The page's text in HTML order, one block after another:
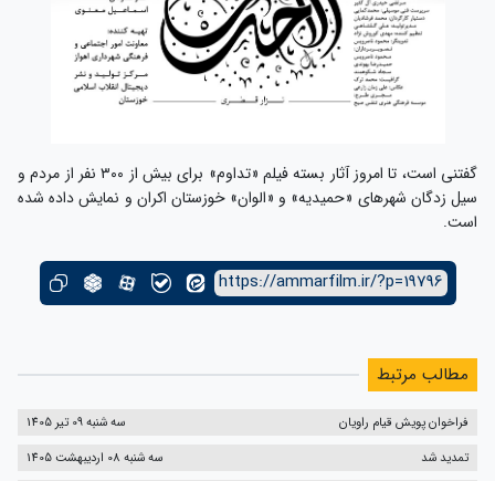
گفتنی است، تا امروز آثار بسته فیلم «تداوم» برای بیش از ۳۰۰ نفر از مردم و
سیل زدگان شهرهای «حمیدیه» و «الوان» خوزستان اکران و نمایش داده شده
است.
https://ammarfilm.ir/?p=19796
مطالب مرتبط
فراخوان پویش قیام راویان
سه شنبه 09 تیر 1405
تمدید شد
سه شنبه 08 اردیبهشت 1405